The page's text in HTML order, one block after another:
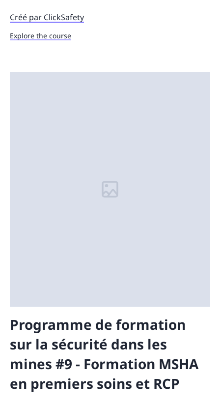
Créé par ClickSafety
Explore the course
Programme de formation
sur la sécurité dans les
mines #9 - Formation MSHA
en premiers soins et RCP